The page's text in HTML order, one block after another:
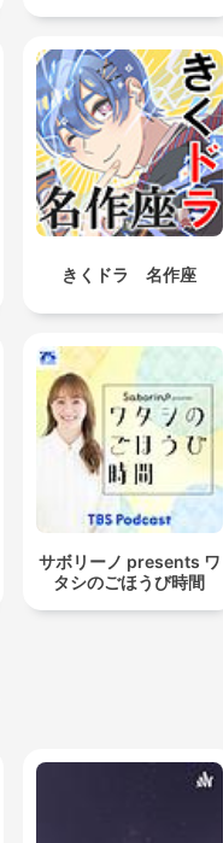
きくドラ 名作座
サボリーノ presents ワ
タシのごほうび時間